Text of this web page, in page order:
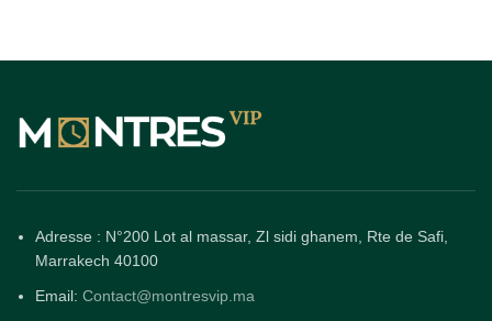
Adresse : N°200 Lot al massar, Zl sidi ghanem, Rte de Safi,
Marrakech 40100
Email: Contact@montresvip.ma